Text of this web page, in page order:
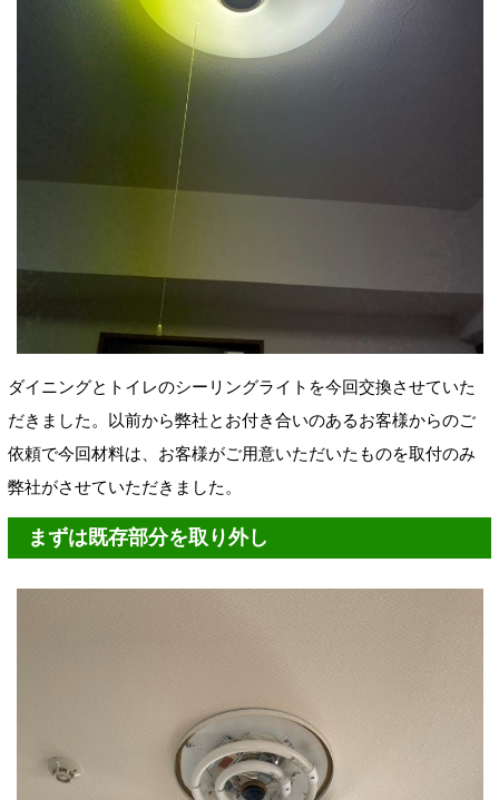
ダイニングとトイレのシーリングライトを今回交換させていた
だきました。以前から弊社とお付き合いのあるお客様からのご
依頼で今回材料は、お客様がご用意いただいたものを取付のみ
弊社がさせていただきました。
まずは既存部分を取り外し